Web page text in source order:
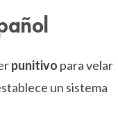
punitivo para velar
un sistema